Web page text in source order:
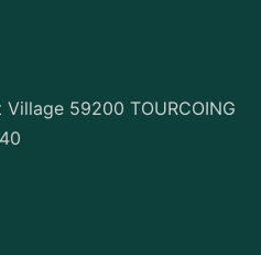
59200 TOURCOING